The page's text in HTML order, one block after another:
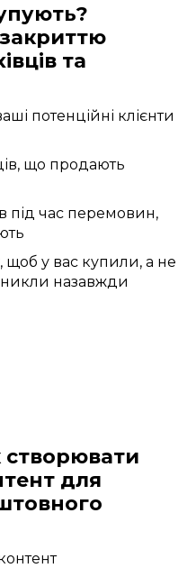
та
потенційні клієнти
що продають
під час перемовин,
щоб у вас купили, а не
назавжди
створювати
для